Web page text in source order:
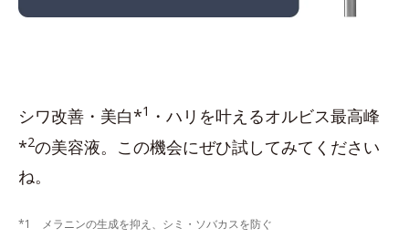
シワ改善・美白*1 ・ハリを叶えるオルビス最高峰
*2の美容液。この機会にぜひ試してみてください
ね。
*1 メラニンの生成を抑え、シミ・ソバカスを防ぐ